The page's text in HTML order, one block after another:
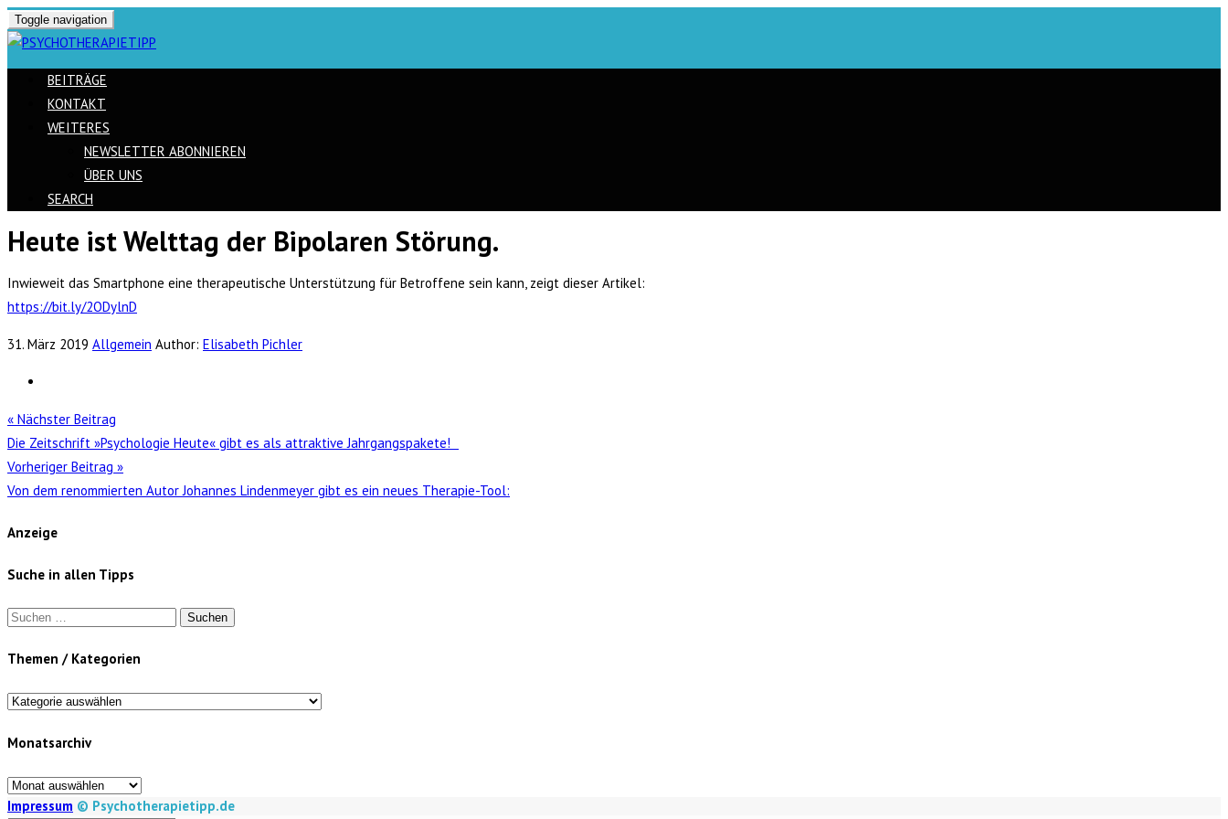
Toggle navigation
BEITRÄGE
KONTAKT
WEITERES
NEWSLETTER ABONNIEREN
ÜBER UNS
SEARCH
Skip
content
Heute ist Welttag der Bipolaren Störung.
Inwieweit das Smartphone eine therapeutische Unterstützung für Betroffene sein kann, zeigt dieser Artikel:
https://bit.ly/2ODylnD
31. März 2019 Allgemein Author: Elisabeth Pichler
« Nächster Beitrag
Die Zeitschrift »Psychologie Heute« gibt es als attraktive Jahrgangspakete!
Vorheriger Beitrag »
Von dem renommierten Autor Johannes Lindenmeyer gibt es ein neues Therapie-Tool:
Anzeige
Suche in allen Tipps
Suchen
Themen / Kategorien
Themen
Kategorien
Monatsarchiv
Monatsarchiv
Impressum © Psychotherapietipp.de